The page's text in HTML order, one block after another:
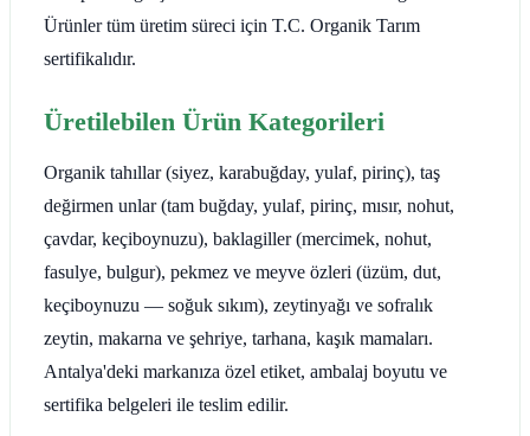
Ürünler tüm üretim süreci için T.C. Organik Tarım
sertifikalıdır.
Üretilebilen Ürün Kategorileri
Organik tahıllar (siyez, karabuğday, yulaf, pirinç), taş
değirmen unlar (tam buğday, yulaf, pirinç, mısır, nohut,
çavdar, keçiboynuzu), baklagiller (mercimek, nohut,
fasulye, bulgur), pekmez ve meyve özleri (üzüm, dut,
keçiboynuzu — soğuk sıkım), zeytinyağı ve sofralık
zeytin, makarna ve şehriye, tarhana, kaşık mamaları.
Antalya'deki markanıza özel etiket, ambalaj boyutu ve
sertifika belgeleri ile teslim edilir.